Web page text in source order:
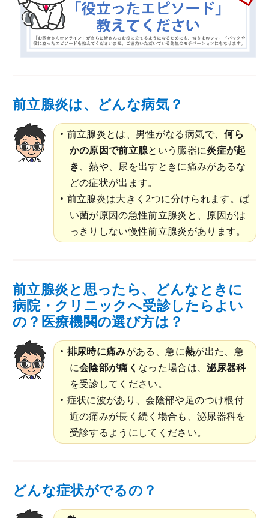
前立腺炎は、どんな病気？
前立腺炎とは、男性がなる病気で、何ら
かの原因で前立腺という臓器に炎症が起
き、熱や、尿を出すときに痛みがあるな
どの症状が出ます。
前立腺炎は大きく2つに分けられます。ば
い菌が原因の急性前立腺炎と、原因がは
っきりしない慢性前立腺炎があります。
前立腺炎と思ったら、どんなときに
病院・クリニックへ受診したらよい
の？医療機関の選び方は？
排尿時に痛みがある、急に熱が出た、急
に会陰部が痛く なった場合は、泌尿器科
を受診してください。
症状に波があり、会陰部や足のつけ根付
近の痛みが長く続く場合も、泌尿器科を
受診するようにしてください。
どんな症状がでるの？